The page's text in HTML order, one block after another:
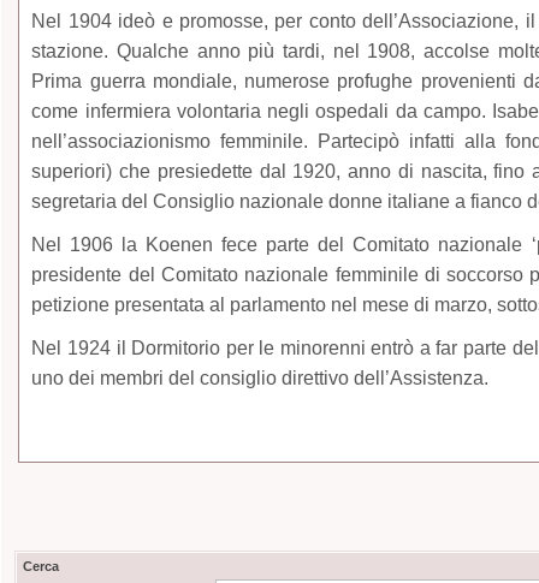
Nel 1904 ideò e promosse, per conto
stazione. Qualche anno più tardi, nel 1908, accolse
Prima guerra mondiale, numerose profughe provenienti
come infermiera volontaria negli ospedali da campo.
nell’associazionismo femminile. Partecipò infatti alla
superiori) che presiedette dal 1920, anno di nascita,
segretaria del Consiglio nazionale donne italiane a fianco
Nel 1906 la Koenen fece parte del Comitato nazionale
presidente del Comitato nazionale femminile di
petizione presentata al parlamento nel mese di marzo,
Nel 1924 il Dormitorio per le minorenni entrò a far parte
uno dei membri del consiglio direttivo dell’Assistenza.
Cerca